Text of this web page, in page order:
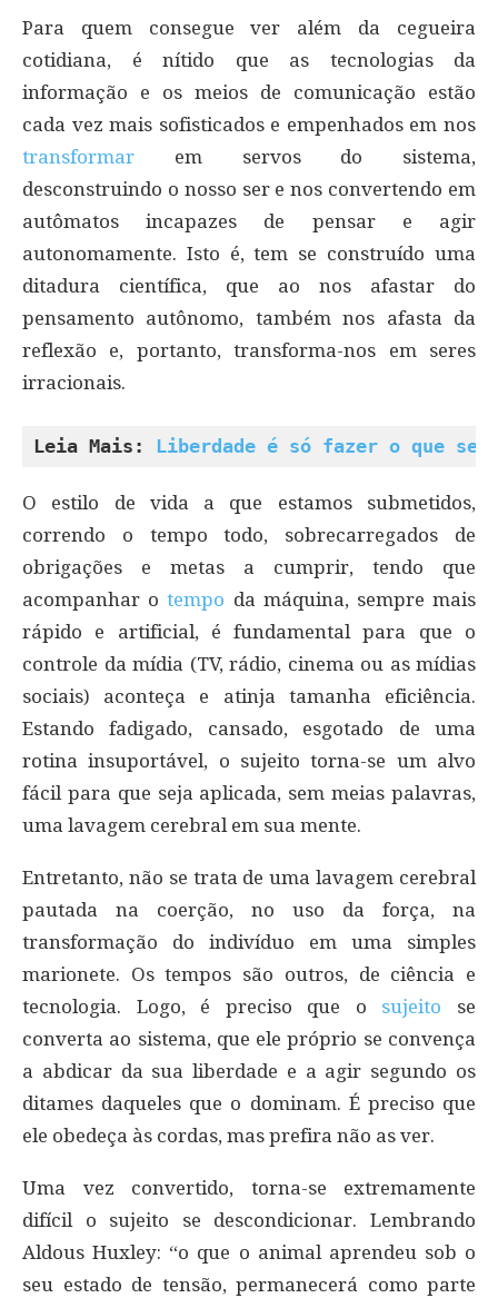
Para quem consegue ver além da cegueira
cotidiana, é nítido que as tecnologias da
informação e os meios de comunicação estão
cada vez mais sofisticados e empenhados em nos
transformar em servos do sistema,
desconstruindo o nosso ser e nos convertendo em
autômatos incapazes de pensar e agir
autonomamente. Isto é, tem se construído uma
ditadura científica, que ao nos afastar do
pensamento autônomo, também nos afasta da
reflexão e, portanto, transforma-nos em seres
irracionais.
Leia Mais: Liberdade é só fazer o que se
O estilo de vida a que estamos submetidos,
correndo o tempo todo, sobrecarregados de
obrigações e metas a cumprir, tendo que
acompanhar otempo da máquina, sempre mais
rápido e artificial, é fundamental para que o
controle da mídia (TV, rádio, cinema ou as mídias
sociais) aconteça e atinja tamanha eficiência.
Estando fadigado, cansado, esgotado de uma
rotina insuportável, o sujeito torna-se um alvo
fácil para que seja aplicada, sem meias palavras,
uma lavagem cerebral em sua mente.
Entretanto, não se trata de uma lavagem cerebral
pautada na coerção, no uso da força, na
transformação do indivíduo em uma simples
marionete. Os tempos são outros, de ciência e
tecnologia. Logo, é preciso que o sujeito se
converta ao sistema, que ele próprio se convença
a abdicar da sua liberdade e a agir segundo os
ditames daqueles que o dominam. É preciso que
ele obedeça às cordas, mas prefira não as ver.
Uma vez convertido, torna-se extremamente
difícil o sujeito se descondicionar. Lembrando
Aldous Huxley: “o que o animal aprendeu sob o
seu estado de tensão, permanecerá como parte